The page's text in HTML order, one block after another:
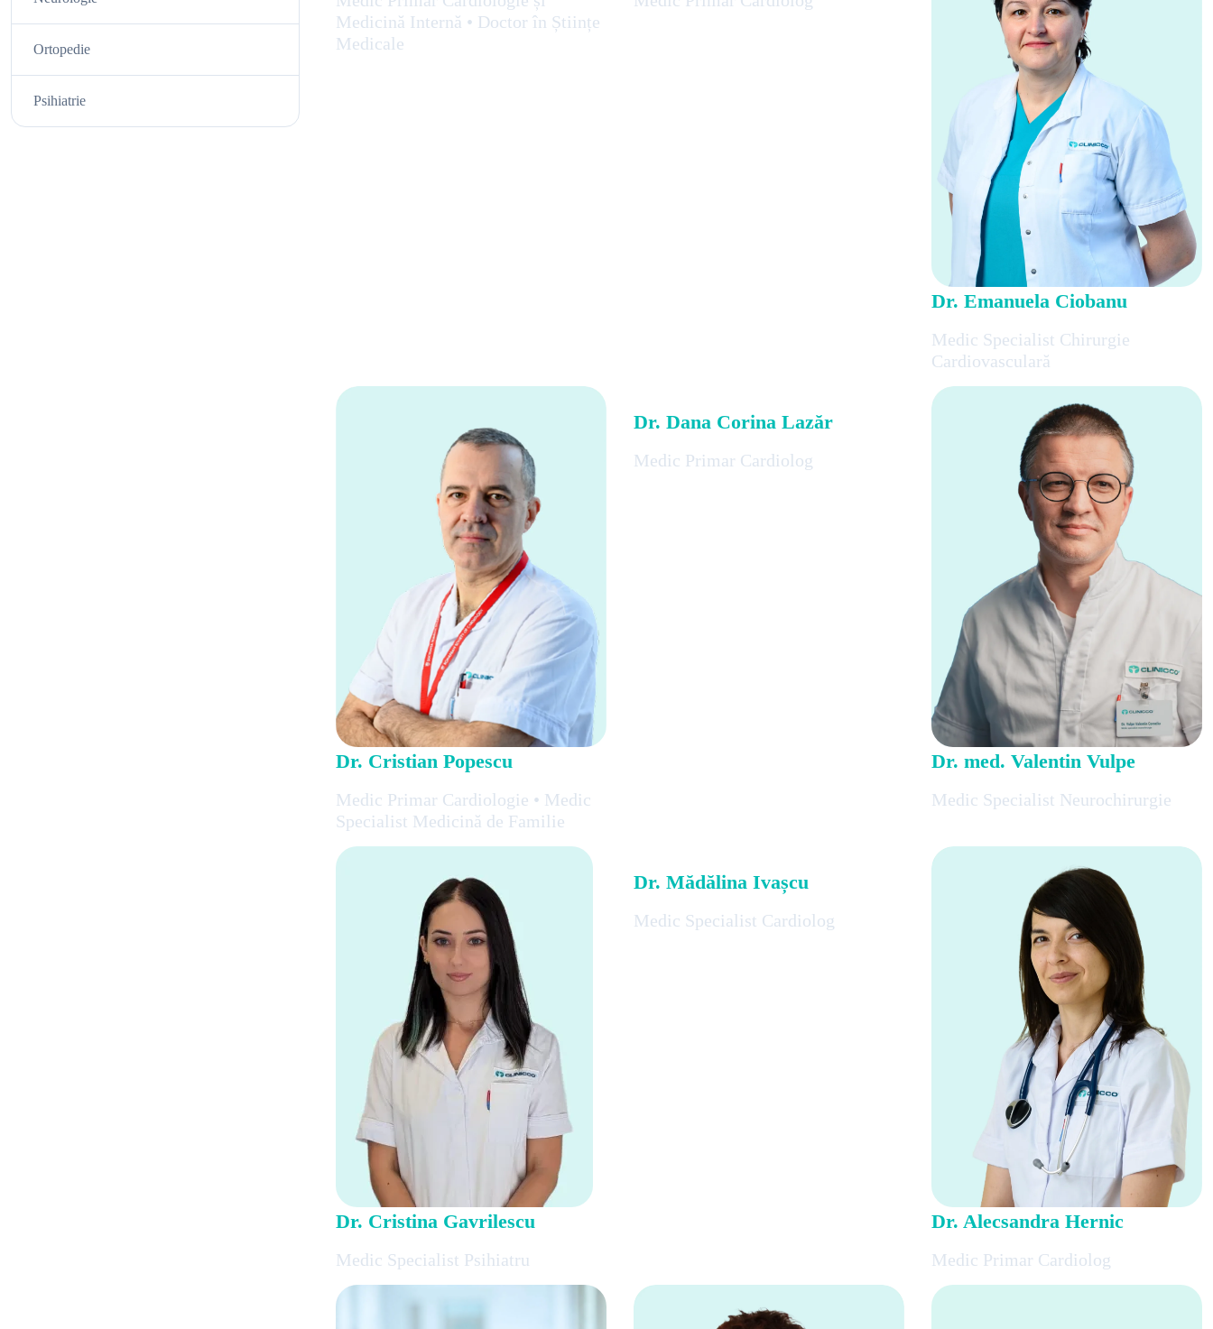
Ortopedie
Psihiatrie
Medicină Internă • Doctor în Științe
Medicale
Dr. Emanuela Ciobanu
Medic Specialist Chirurgie
Cardiovasculară
Dr. Cristian Popescu
Medic Primar Cardiologie • Medic
Specialist Medicină de Familie
Dr. Dana Corina Lazăr
Medic Primar Cardiolog
Dr. med. Valentin Vulpe
Medic Specialist Neurochirurgie
Dr. Cristina Gavrilescu
Medic Specialist Psihiatru
Dr. Mădălina Ivașcu
Medic Specialist Cardiolog
Dr. Alecsandra Hernic
Medic Primar Cardiolog